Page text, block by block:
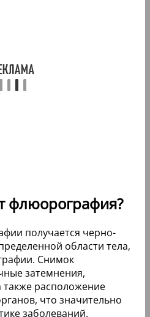
флюорография?
получается черно-
области тела,
Снимок
затемнения,
также расположение
что значительно
заболеваний.